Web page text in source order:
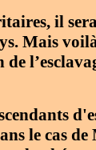
il
Mais
le cas